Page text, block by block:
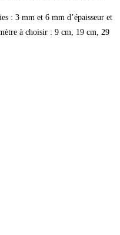
: 3 mm et 6 mm d’épaisseur et
à choisir : 9 cm, 19 cm, 29